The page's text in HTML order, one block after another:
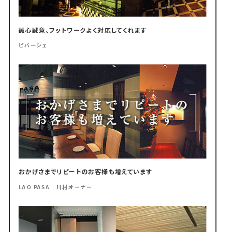
誠心誠意、フットワークよく対応してくれます
ビバーシェ
おかげさまでリピートのお客様も増えています
LAO PASA 川村オーナー